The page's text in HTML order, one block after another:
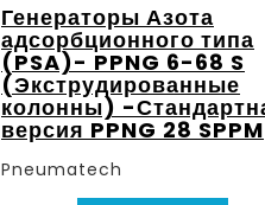
Генераторы Азота
адсорбционного типа
(PSA)- PPNG 6-68 S
(Экструдированные
колонны) -
версия PPNG 28 SPPM
Pneumatech